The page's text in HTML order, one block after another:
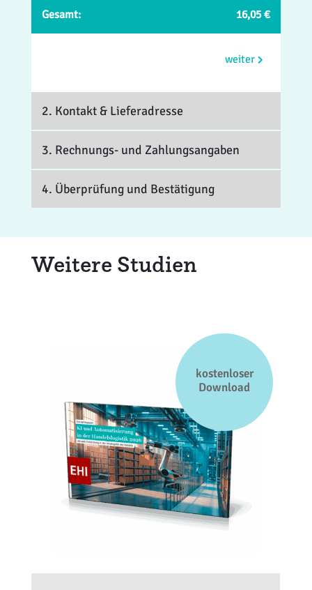
Gesamt: 16,05 €
weiter
2. Kontakt& Lieferadresse
3. Rechnungs- und Zahlungsangaben
4. Überprüfung und Bestätigung
Weitere Studien
kostenloser
Download